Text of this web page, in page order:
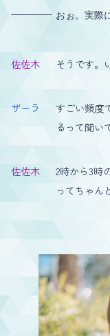
おぉ。実際
佐佐木 そうです。
ザーラ
すごい頻度
るって聞い
佐佐木
2時から3
ってちゃん